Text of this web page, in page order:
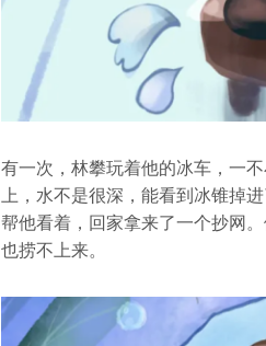
有一次，林攀玩着他的冰车，一
上，水不是很深，能看到冰锥掉
帮他看着，回家拿来了一个抄网
也捞不上来。